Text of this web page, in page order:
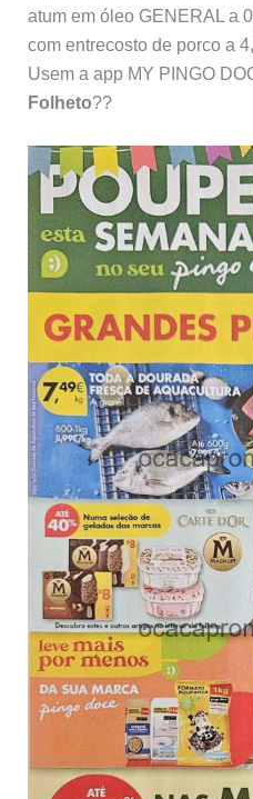
atum em óleo GENERAL a
com entrecosto de porco a
Usem a app MY PINGO
Folheto??